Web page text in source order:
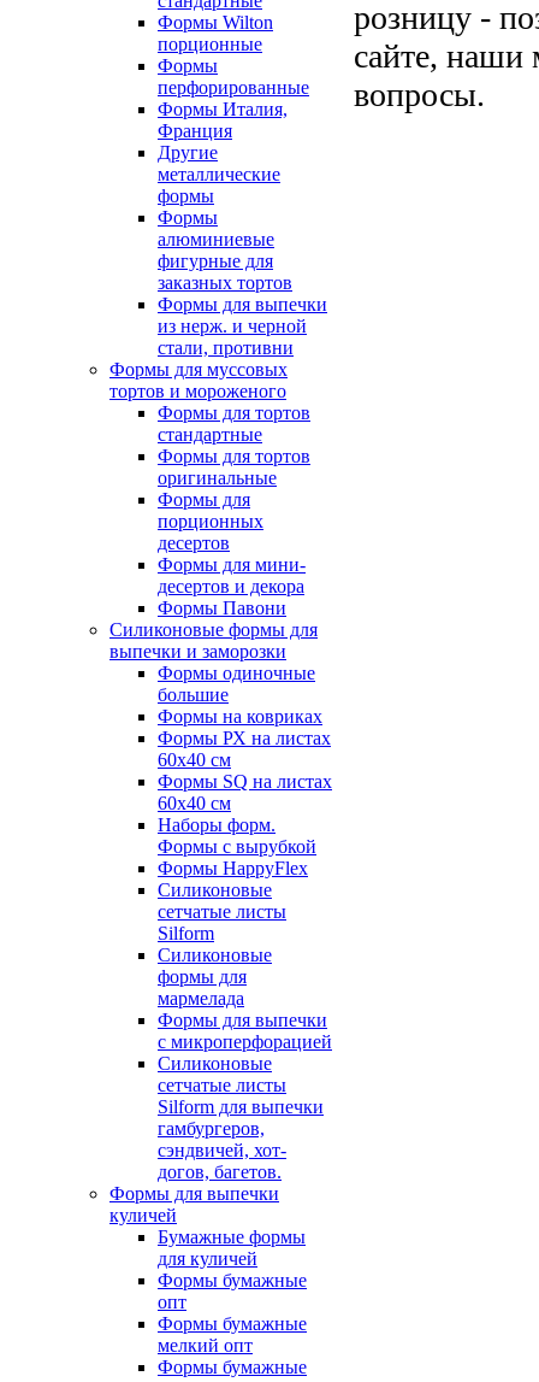
Формы Wilton
порционные
Формы
перфорированные
Формы Италия,
Франция
Другие
металлические
формы
Формы
алюминиевые
фигурные для
заказных тортов
Формы для выпечки
из нерж. и черной
стали, противни
Формы для муссовых
тортов и мороженого
Формы для тортов
стандартные
Формы для тортов
оригинальные
Формы для
порционных
десертов
Формы для мини-
десертов и декора
Формы Павони
Силиконовые формы для
выпечки и заморозки
Формы одиночные
большие
Формы на ковриках
Формы РХ на листах
60х40 см
Формы SQ на листах
60х40 см
Наборы форм.
Формы с вырубкой
Формы HappyFlex
Силиконовые
сетчатые листы
Silform
Силиконовые
формы для
мармелада
Формы для выпечки
с микроперфорацией
Силиконовые
сетчатые листы
Silform для выпечки
гамбургеров,
сэндвичей, хот-
догов, багетов.
Формы для выпечки
куличей
Бумажные формы
для куличей
Формы бумажные
опт
Формы бумажные
мелкий опт
Формы бумажные
розницу -
сайте, наши
вопросы.